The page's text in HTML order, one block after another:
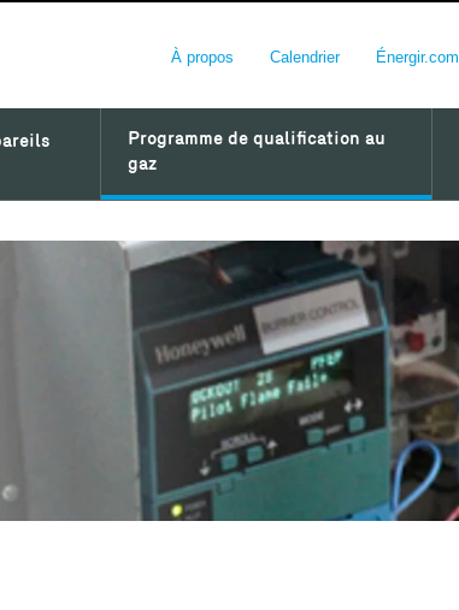
À propos Calendrier Énergir.com
Programme de qualification au
gaz